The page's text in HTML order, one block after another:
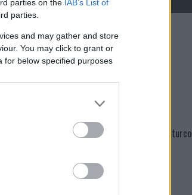
parties on the IAB’s List of
parties.
and may gather and store
You may click to grant or
for below specified purposes
può
di
Mario Malu
Paolo Pinna
Martina Agostina Diturco